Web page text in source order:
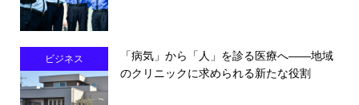
ビジネス
「病気」から「人」を診る医療へ――地域
のクリニックに求められる新たな役割